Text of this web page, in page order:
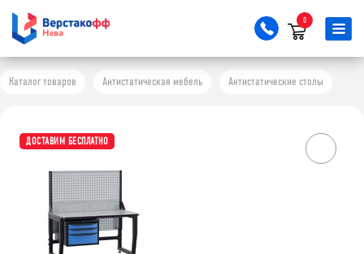
0
Каталог товаров Антистатическая мебель Антистатические столы
ДОСТАВИМ БЕСПЛАТНО